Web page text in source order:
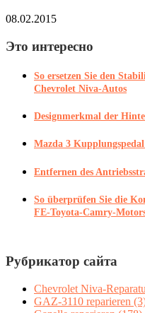
08.02.2015
Это интересно
So ersetzen Sie den
Chevrolet Niva-Autos
Designmerkmal der
Mazda 3 Kupplungspedal
Entfernen des
So überprüfen Sie die
FE-Toyota-Camry-
Рубрикатор сайта
Chevrolet Niva-
GAZ-3110 reparieren